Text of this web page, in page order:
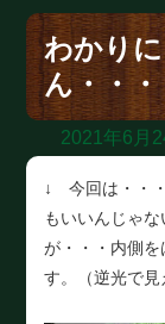
わかり
ん・・・
2021年6月
↓ 今回は・・
もいいんじゃ
が・・・内側
す。（逆光で見